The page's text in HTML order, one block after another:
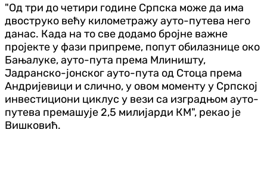
"Од три до четири године Српска може да има
двоструко већу километражу ауто-путева него
данас. Када на то све додамо бројне важне
пројекте у фази припреме, попут обилазнице око
Бањалуке, ауто-пута према Млиништу,
Јадранско-јонског ауто-пута од Стоца према
Андријевици и слично, у овом моменту у Српској
инвестициони циклус у вези са изградњом ауто-
путева премашује 2,5 милијарди КМ", рекао је
Вишковић.